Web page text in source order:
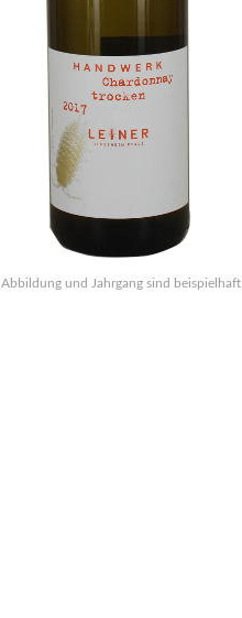
Abbildung und Jahrgang sind beispielhaft